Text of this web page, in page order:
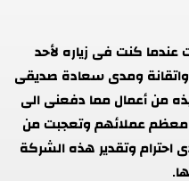
عندما كنت فى زياره لأحد
واتقانة ومدى سعادة صديقى
من أعمال مما دفعنى الى
معظم عملائهم وتعجبت من
احترام وتقدير هذه الشركة